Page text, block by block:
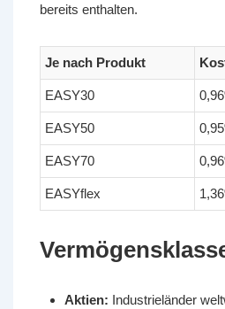
bereits enthalten.
Je nach Produkt
EASY30
EASY50
EASY70
EASYflex
Aktien: Industrieländer